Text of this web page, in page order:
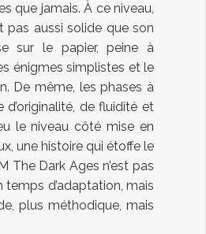
que jamais. À ce niveau,
pas aussi solide que son
sur le papier, peine à
énigmes simplistes et le
De même, les phases à
de fluidité et
le niveau côté mise en
une histoire qui étoffe le
Dark Ages n’est pas
d’adaptation, mais
plus méthodique, mais